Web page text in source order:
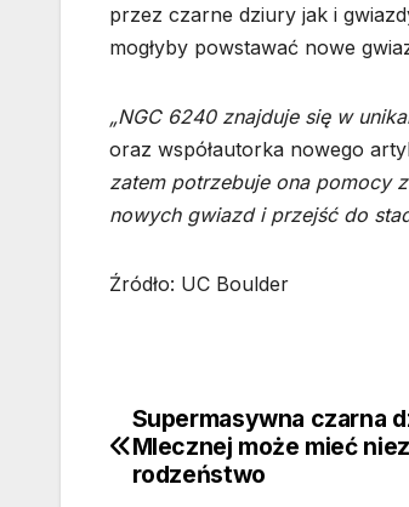
przez czarne dziury jak i
mogłyby powstawać nowe
„NGC 6240 znajduje się w
oraz współautorka nowego
zatem potrzebuje ona pomocy
nowych gwiazd i przejść do
Źródło: UC Boulder
Nawigacja
wpisu
Supermasywna czarna
Mlecznej może mieć
rodzeństwo